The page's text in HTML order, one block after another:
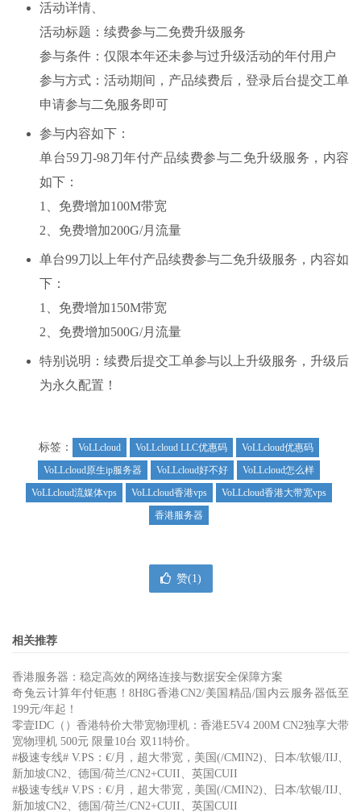
活动详情、
活动标题：续费参与二免费升级服务
参与条件：仅限本年还未参与过升级活动的年付用户
参与方式：活动期间，产品续费后，登录后台提交工单
申请参与二免服务即可
参与内容如下：
单台59刀-98刀年付产品续费参与二免升级服务，内容
如下：
1、免费增加100M带宽
2、免费增加200G/月流量
单台99刀以上年付产品续费参与二免升级服务，内容如
下：
1、免费增加150M带宽
2、免费增加500G/月流量
特别说明：续费后提交工单参与以上升级服务，升级后
为永久配置！
标签： VoLLcloud VoLLcloud LLC优惠码
VoLLcloud优惠码
VoLLcloud原生ip服务器
VoLLcloud好不好
VoLLcloud怎么样
VoLLcloud流媒体vps
VoLLcloud香港vps
VoLLcloud香港大带宽vps
香港服务器
赞(1)
相关推荐
香港服务器：稳定高效的网络连接与数据安全保障方案
奇兔云计算年付钜惠！8H8G香港CN2/美国精品/国内云服务器低至
199元/年起！
零壹IDC（）香港特价大带宽物理机：香港E5V4 200M CN2独享大带
宽物理机 500元 限量10台 双11特价。
#极速专线# V.PS：€/月，超大带宽，美国(/CMIN2)、日本/软银/IIJ、
新加坡CN2、德国/荷兰/CN2+CUII、英国CUII
#极速专线# V.PS：€/月，超大带宽，美国(/CMIN2)、日本/软银/IIJ、
新加坡CN2、德国/荷兰/CN2+CUII、英国CUII